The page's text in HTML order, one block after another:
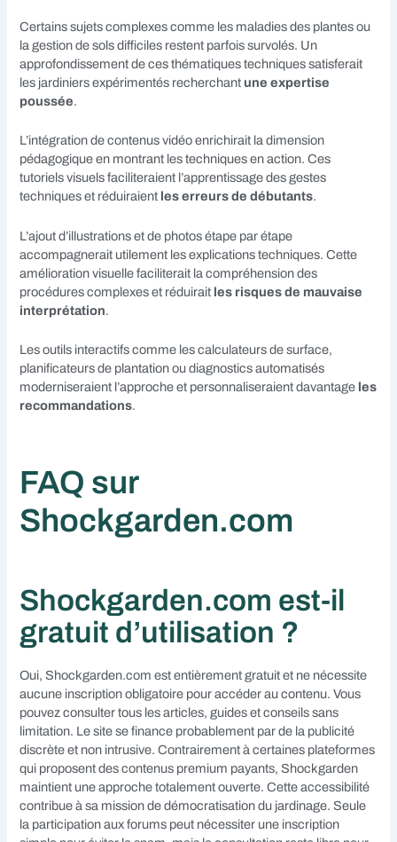
Certains sujets complexes comme les maladies des plantes ou
la gestion de sols difficiles restent parfois survolés. Un
approfondissement de ces thématiques techniques satisferait
les jardiniers expérimentés recherchant une expertise
poussée.
L’intégration de contenus vidéo enrichirait la dimension
pédagogique en montrant les techniques en action. Ces
tutoriels visuels faciliteraient l’apprentissage des gestes
techniques et réduiraient les erreurs de débutants.
L’ajout d’illustrations et de photos étape par étape
accompagnerait utilement les explications techniques. Cette
amélioration visuelle faciliterait la compréhension des
procédures complexes et réduirait les risques de mauvaise
interprétation.
Les outils interactifs comme les calculateurs de surface,
planificateurs de plantation ou diagnostics automatisés
moderniseraient l’approche et personnaliseraient davantage les
recommandations.
FAQ sur
Shockgarden.com
Shockgarden.com est-il
gratuit d’utilisation ?
Oui, Shockgarden.com est entièrement gratuit et ne nécessite
aucune inscription obligatoire pour accéder au contenu. Vous
pouvez consulter tous les articles, guides et conseils sans
limitation. Le site se finance probablement par de la publicité
discrète et non intrusive. Contrairement à certaines plateformes
qui proposent des contenus premium payants, Shockgarden
maintient une approche totalement ouverte. Cette accessibilité
contribue à sa mission de démocratisation du jardinage. Seule
la participation aux forums peut nécessiter une inscription